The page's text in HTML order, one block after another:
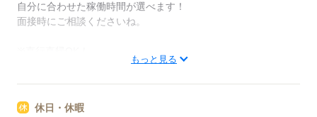
応募する
自分に合わせた稼働時間が選べます！
面接時にご相談くださいね。
※配送件数やエリアによって異なります。
それ以外の希望休も事前申請で取得可能
もっと見る
休日・休暇